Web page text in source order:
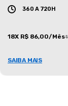
360 A 720H
18X R$ 86,00/Mês
SAIBA MAIS